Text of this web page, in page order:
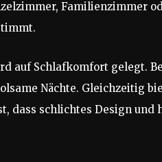
Familienzimmer
auf Schlafkomfort gelegt.
Nächte. Gleichzeitig
dass schlichtes Design